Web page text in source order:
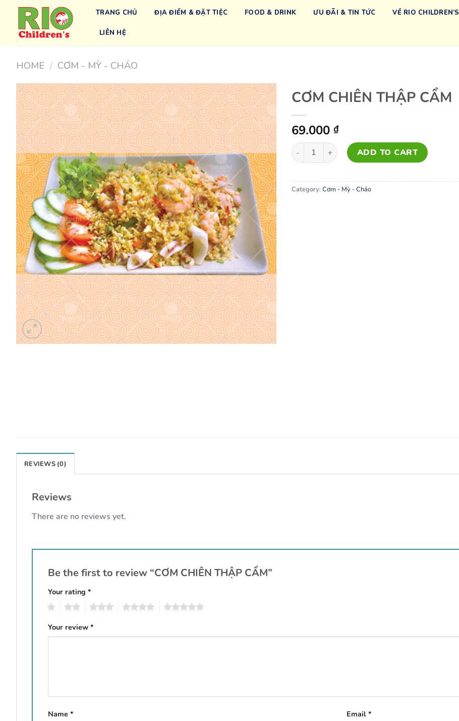
Chuyển
dung
TRANG CHỦ ĐỊA ĐIỂM & ĐẶT TIỆC FOOD & DRINK ƯU ĐÃI & TIN TỨC VỀ RIO CHILDREN’S
LIÊN HỆ
HOME / CƠM - MỲ - CHÁO
CƠM CHIÊN THẬP CẨM
69.000 ₫
CƠM CHIÊN THẬP CẨM quantity
ADD TO CART
Category:Cơm - Mỳ - Cháo
REVIEWS (0)
Reviews
There are no reviews yet.
Be the first to review “CƠM CHIÊN THẬP CẨM”
Your rating *
Your review *
Name * Email *